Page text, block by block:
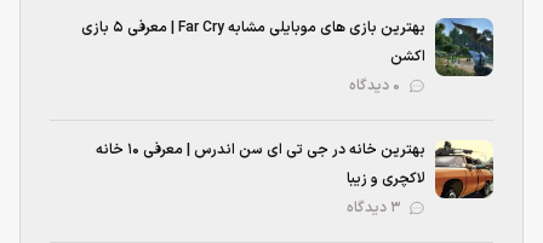
بهترین بازی‌ های موبایلی مشابه Far Cry | معرفی ۵ بازی
اکشن
بهترین خانه در جی تی ای سن اندرس | معرفی ۱۰ خانه
لاکچری و زیبا